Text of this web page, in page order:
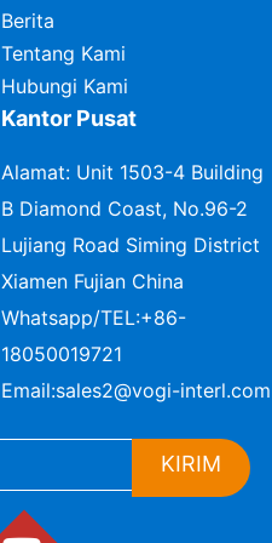
Berita
Tentang Kami
Hubungi Kami
Kantor Pusat
Alamat: Unit 1503-4 Building
B Diamond Coast, No.96-2
Lujiang Road Siming District
Xiamen Fujian China
Whatsapp/TEL:+86-
18050019721
Email:sales2@vogi-interl.com
KIRIM